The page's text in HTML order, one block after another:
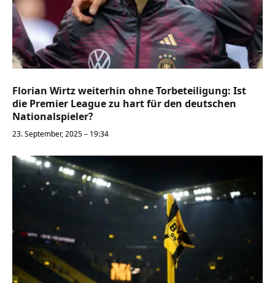
Florian Wirtz weiterhin ohne Torbeteiligung: Ist
die Premier League zu hart für den deutschen
Nationalspieler?
23. September, 2025 – 19:34